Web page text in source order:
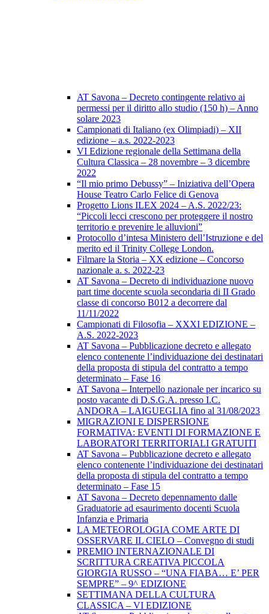
AT Savona – Decreto contingente relativo ai
permessi per il diritto allo studio (150 h) – Anno
solare 2023
Campionati di Italiano (ex Olimpiadi) – XII
edizione – a.s. 2022-2023
VI Edizione regionale della Settimana della
Cultura Classica – 28 novembre – 3 dicembre
2022
“Il mio primo Debussy” – Iniziativa dell’Opera
House Teatro Carlo Felice di Genova
Progetto Lions ILEX 2024 – A.S. 2022/23:
“Piccoli lecci crescono per proteggere il nostro
territorio e prevenire le alluvioni”
Protocollo d’intesa Ministero dell’Istruzione e del
merito ed il Trinity College London.
Filmare la Storia – XX edizione – Concorso
nazionale a. s. 2022-23
AT Savona – Decreto di individuazione nuovo
part time docente scuola secondaria di II Grado
classe di concorso B012 a decorrere dal
11/11/2022
Campionati di Filosofia – XXXI EDIZIONE –
A.S. 2022-2023
AT Savona – Pubblicazione decreto e allegato
elenco contenente l’individuazione dei destinatari
della proposta di stipula del contratto a tempo
determinato – Fase 16
AT Savona – Interpello nazionale per incarico su
posto vacante di D.S.G.A. presso I.C.
ANDORA – LAIGUEGLIA fino al 31/08/2023
MIGRAZIONI E DISPERSIONE
FORMATIVA: EVENTI DI FORMAZIONE E
LABORATORI TERRITORIALI GRATUITI
AT Savona – Pubblicazione decreto e allegato
elenco contenente l’individuazione dei destinatari
della proposta di stipula del contratto a tempo
determinato – Fase 15
AT Savona – Decreto depennamento dalle
Graduatorie ad esaurimento docenti Scuola
Infanzia e Primaria
LA METEOROLOGIA COME ARTE DI
OSSERVARE IL CIELO – Convegno di studi
PREMIO INTERNAZIONALE DI
SCRITTURA CREATIVA PICCOLA
GIORGIA RUSSO – “UNA FIABA… E’ PER
SEMPRE” – 9^ EDIZIONE
SETTIMANA DELLA CULTURA
CLASSICA – VI EDIZIONE